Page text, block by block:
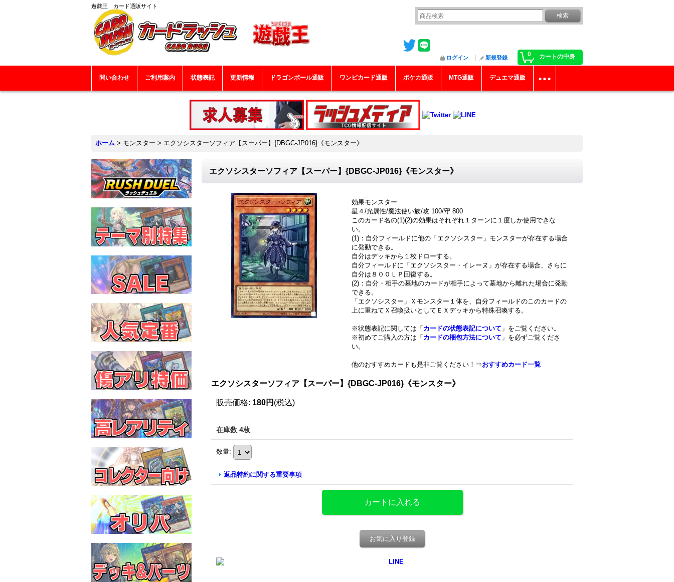
遊戯王 カード通販サイト
0 カートの中身
ログイン 新規登録
問い合わせ ご利用案内 状態表記 更新情報 ドラゴンボール通販 ワンピカード通販 ポケカ通販 MTG通販 デュエマ通販
ホーム > モンスター > エクソシスターソフィア【スーパー】{DBGC-JP016}《モンスター》
エクソシスターソフィア【スーパー】{DBGC-JP016}《モンスター》
効果モンスター
星４/光属性/魔法使い族/攻 100/守 800
このカード名の(1)(2)の効果はそれぞれ１ターンに１度しか使用できな
い。
(1)：自分フィールドに他の「エクソシスター」モンスターが存在する場合
に発動できる。
自分はデッキから１枚ドローする。
自分フィールドに「エクソシスター・イレーヌ」が存在する場合、さらに
自分は８００ＬＰ回復する。
(2)：自分・相手の墓地のカードが相手によって墓地から離れた場合に発動
できる。
「エクソシスター」Ｘモンスター１体を、自分フィールドのこのカードの
上に重ねてＸ召喚扱いとしてＥＸデッキから特殊召喚する。
※状態表記に関しては「 カードの状態表記について 」をご覧ください。
※初めてご購入の方は「 カードの梱包方法について 」を必ずご覧くださ
い。
他のおすすめカードも是非ご覧ください！⇒おすすめカード一覧
エクソシスターソフィア【スーパー】{DBGC-JP016}《モンスター》
販売価格: 180円 (税込)
在庫数 4枚
数量:
返品特約に関する重要事項
お気に入り登録